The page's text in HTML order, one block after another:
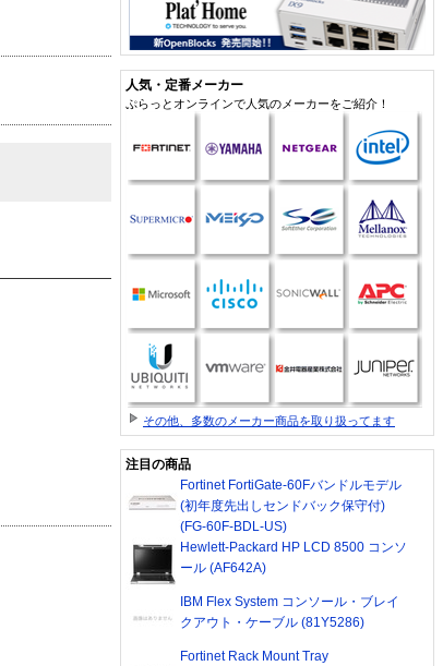
人気・定番メーカー
ぷらっとオンラインで人気のメーカーをご紹介！
その他、多数のメーカー商品を取り扱ってます
注目の商品
Fortinet FortiGate-60Fバンドルモデル
(初年度先出しセンドバック保守付)
(FG-60F-BDL-US)
Hewlett-Packard HP LCD 8500 コンソ
ール (AF642A)
IBM Flex System コンソール・ブレイ
クアウト・ケーブル (81Y5286)
Fortinet Rack Mount Tray